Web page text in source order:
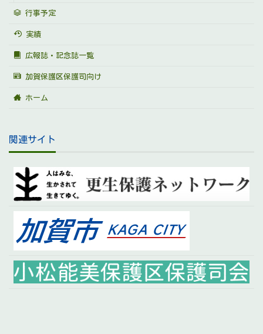
行事予定
実績
広報誌・記念誌一覧
加賀保護区保護司向け
ホーム
関連サイト